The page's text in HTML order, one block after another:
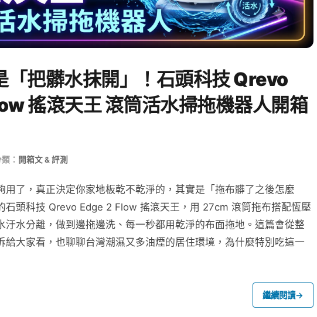
「把髒水抹開」！石頭科技 Qrevo
搖滾天王 滾筒活水掃拖機器人開箱
： 開箱文 & 評測
用了，真正決定你家地板乾不乾淨的，其實是「拖布髒了之後怎麼
石頭科技 Qrevo Edge 2 Flow 搖滾天王，用 27cm 滾筒拖布搭配恆壓
汙水分離，做到邊拖邊洗、每一秒都用乾淨的布面拖地。這篇會從整
給大家看，也聊聊台灣潮濕又多油煙的居住環境，為什麼特別吃這一
繼續閱讀→